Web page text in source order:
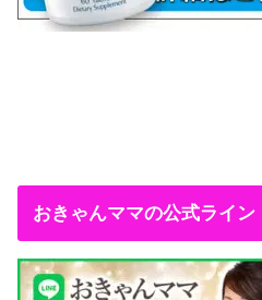
おきゃんママの公式ライン